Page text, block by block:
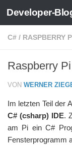
Zum Inhalt
Developer-
C# / RASPBERRY
Raspberry
VON WERNER
Im letzten Teil der
C# (csharp) IDE.
am Pi ein C#
Fensterprogramm